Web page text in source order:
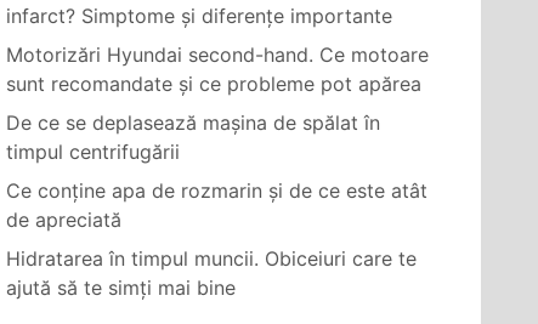
infarct? Simptome și diferențe importante
Motorizări Hyundai second-hand. Ce motoare
sunt recomandate și ce probleme pot apărea
De ce se deplasează mașina de spălat în
timpul centrifugării
Ce conține apa de rozmarin și de ce este atât
de apreciată
Hidratarea în timpul muncii. Obiceiuri care te
ajută să te simți mai bine